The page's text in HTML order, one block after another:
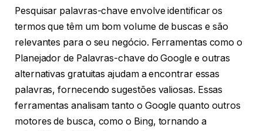
Pesquisar palavras-chave envolve identificar os
termos que têm um bom volume de buscas e são
relevantes para o seu negócio. Ferramentas como o
Planejador de Palavras-chave do Google e outras
alternativas gratuitas ajudam a encontrar essas
palavras, fornecendo sugestões valiosas. Essas
ferramentas analisam tanto o Google quanto outros
motores de busca, como o Bing, tornando a